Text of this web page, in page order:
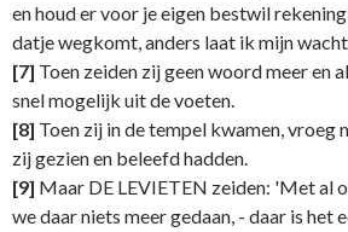
en houd er voor je eigen bestwil
datje wegkomt, anders laat ik mijn
[7] Toen zeiden zij geen woord meer en
snel mogelijk uit de voeten.
[8] Toen zij in de tempel kwamen, vroeg
zij gezien en beleefd hadden.
[9] Maar DE LEVIETEN zeiden: 'Met al
we daar niets meer gedaan, - daar is het